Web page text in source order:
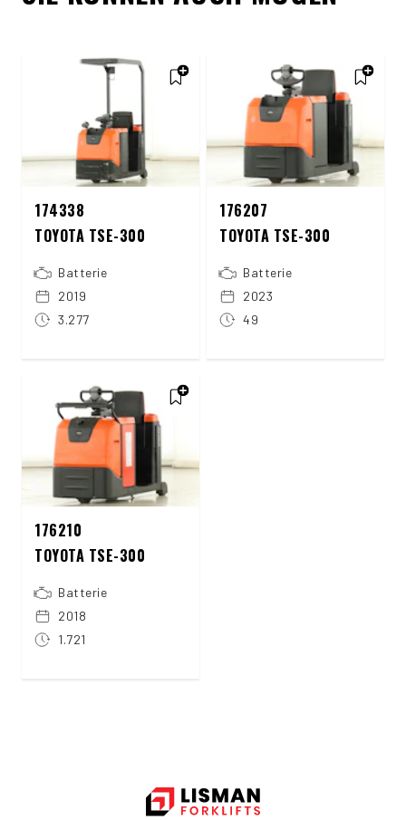
174338
TOYOTA TSE-300
Batterie
2019
3.277
176207
TOYOTA TSE-300
Batterie
2023
49
176210
TOYOTA TSE-300
Batterie
2018
1.721